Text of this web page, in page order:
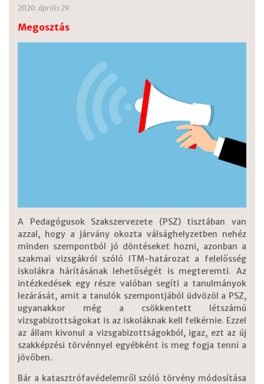
2020. április 29.
Megosztás
A Pedagógusok Szakszervezete (PSZ) tisztában van
azzal, hogy a járvány okozta válsághelyzetben nehéz
minden szempontból jó döntéseket hozni, azonban a
szakmai vizsgákról szóló ITM-határozat a felelősség
iskolákra hárításának lehetőségét is megteremti. Az
intézkedések egy része valóban segíti a tanulmányok
lezárását, amit a tanulók szempontjából üdvözöl a PSZ,
ugyanakkor még a csökkentett létszámú
vizsgabizottságokat is az iskoláknak kell felkérnie. Ezzel
az állam kivonul a vizsgabizottságokból, igaz, ezt az új
szakképzési törvénnyel egyébként is meg fogja tenni a
jövőben.
Bár a katasztrófavédelemről szóló törvény módosítása